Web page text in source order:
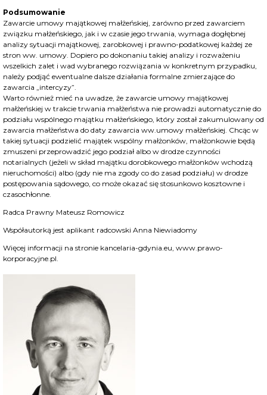
Podsumowanie
Zawarcie umowy majątkowej małżeńskiej, zarówno przed zawarciem
związku małżeńskiego, jak i w czasie jego trwania, wymaga dogłębnej
analizy sytuacji majątkowej, zarobkowej i prawno-podatkowej każdej ze
stron ww. umowy. Dopiero po dokonaniu takiej analizy i rozważeniu
wszelkich zalet i wad wybranego rozwiązania w konkretnym przypadku,
należy podjąć ewentualne dalsze działania formalne zmierzające do
zawarcia „intercyzy”.
Warto również mieć na uwadze, że zawarcie umowy majątkowej
małżeńskiej w trakcie trwania małżeństwa nie prowadzi automatycznie do
podziału wspólnego majątku małżeńskiego, który został zakumulowany od
zawarcia małżeństwa do daty zawarcia ww.umowy małżeńskiej. Chcąc w
takiej sytuacji podzielić majątek wspólny małżonków, małżonkowie będą
zmuszeni przeprowadzić jego podział albo w drodze czynności
notarialnych (jeżeli w skład majątku dorobkowego małżonków wchodzą
nieruchomości) albo (gdy nie ma zgody co do zasad podziału) w drodze
postępowania sądowego, co może okazać się stosunkowo kosztowne i
czasochłonne.
Radca Prawny Mateusz Romowicz
Współautorką jest aplikant radcowski Anna Niewiadomy
Więcej informacji na stronie kancelaria-gdynia.eu, www.prawo-
korporacyjne.pl.